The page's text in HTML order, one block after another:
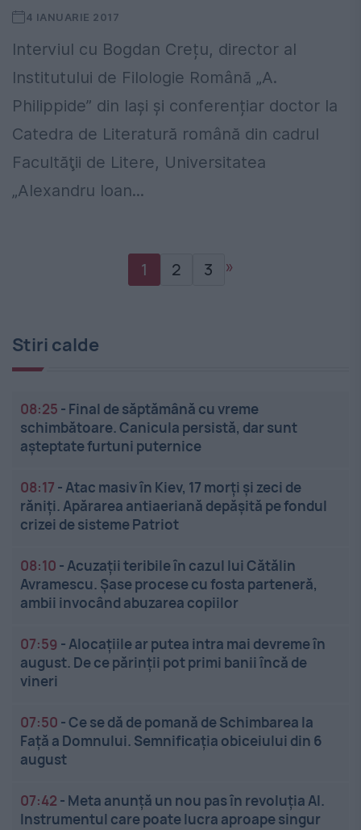
4 IANUARIE 2017
Interviul cu Bogdan Crețu, director al
Institutului de Filologie Română „A.
Philippide” din Iași şi conferențiar doctor la
Catedra de Literatură română din cadrul
Facultăţii de Litere, Universitatea
„Alexandru Ioan...
1 2 3 »
Stiri calde
08:25 - Final de săptămână cu vreme
schimbătoare. Canicula persistă, dar sunt
așteptate furtuni puternice
08:17 -Atac masiv în Kiev, 17 morți și zeci de
răniți. Apărarea antiaeriană depășită pe fondul
crizei de sisteme Patriot
08:10 -Acuzații teribile în cazul lui Cătălin
Avramescu. Șase procese cu fosta parteneră,
ambii invocând abuzarea copiilor
07:59 -Alocațiile ar putea intra mai devreme în
august. De ce părinții pot primi banii încă de
vineri
07:50 -Ce se dă de pomană de Schimbarea la
Față a Domnului. Semnificația obiceiului din 6
august
07:42 - Meta anunță un nou pas în revoluția AI.
Instrumentul care poate lucra aproape singur